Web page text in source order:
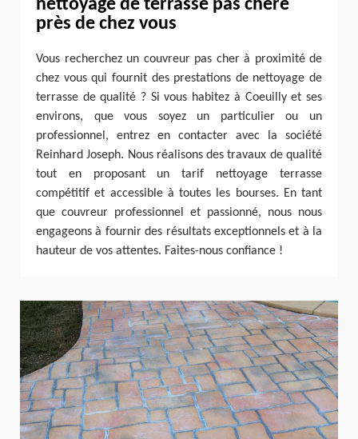
nettoyage de terrasse pas chère
près de chez vous
Vous recherchez un couvreur pas cher à proximité de
chez vous qui fournit des prestations de nettoyage de
terrasse de qualité ? Si vous habitez à Coeuilly et ses
environs, que vous soyez un particulier ou un
professionnel, entrez en contacter avec la société
Reinhard Joseph. Nous réalisons des travaux de qualité
tout en proposant un tarif nettoyage terrasse
compétitif et accessible à toutes les bourses. En tant
que couvreur professionnel et passionné, nous nous
engageons à fournir des résultats exceptionnels et à la
hauteur de vos attentes. Faites-nous confiance !